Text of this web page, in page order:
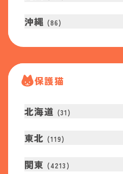
沖縄 (86)
保護猫
北海道 (31 )
東北 (119)
関東 (4213 )